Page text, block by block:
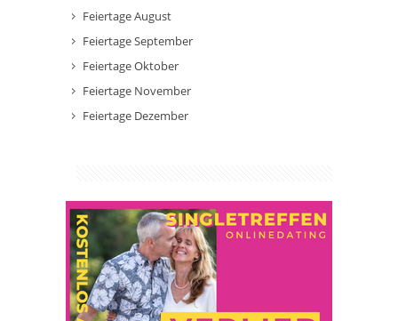
Feiertage August
Feiertage September
Feiertage Oktober
Feiertage November
Feiertage Dezember